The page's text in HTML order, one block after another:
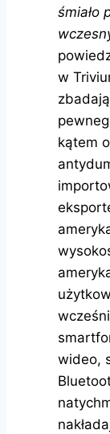
śmiało
w
kątem
wideo,